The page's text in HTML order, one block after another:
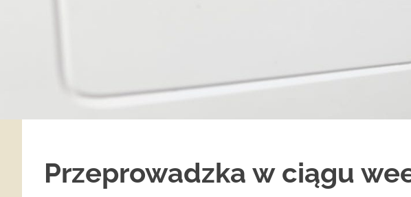
Przeprowadzka w ciągu